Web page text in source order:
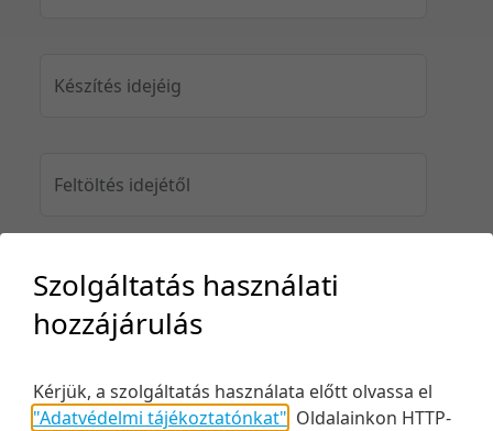
Készítés idejéig
Feltöltés idejétől
Feltöltés idejéig
Keresés
Szolgáltatás használati
hozzájárulás
Kérjük, a szolgáltatás használata előtt olvassa el
"Adatvédelmi tájékoztatónkat" Oldalainkon HTTP-